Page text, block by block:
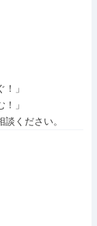
」
」
ください。